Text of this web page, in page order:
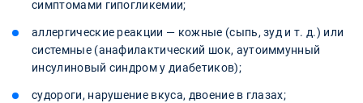
симптомами гипогликемии;
аллергические реакции — кожные (сыпь, зуд и т. д.) или
системные (анафилактический шок, аутоиммунный
инсулиновый синдром у диабетиков);
судороги, нарушение вкуса, двоение в глазах;